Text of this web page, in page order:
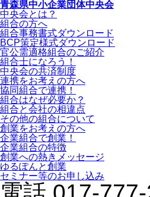
青森県中小企業団体中央会
中央会とは？
組合の方へ
組合事務書式ダウンロード
BCP策定様式ダウンロード
官公需適格組合のご紹介
組合士になろう！
中央会の共済制度
連携をお考えの方へ
協同組合で連携！
組合はなぜ必要か？
組合と会社の相違点
その他の組合について
創業をお考えの方へ
企業組合で創業！
企業組合の特徴
創業への熱きメッセージ
ゆるぽんと創業
セミナー等のお申し込み